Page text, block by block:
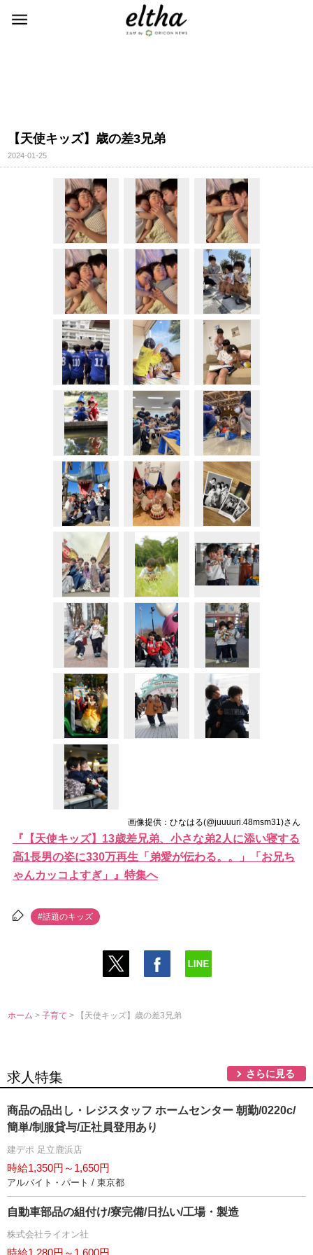
【天使キッズ】歳の差3兄弟
2024-01-25
画像提供：ひなはる(@juuuuri.48msm31)さん
『【天使キッズ】13歳差兄弟、小さな弟2人に添い寝する
高1長男の姿に330万再生「弟愛が伝わる。。」「お兄ち
ゃんカッコよすぎ」』特集へ
#話題のキッズ
ホーム >子育て> 【天使キッズ】歳の差3兄弟
求人特集 さらに見る
商品の品出し・レジスタッフ ホームセンター 朝勤/0220c/
簡単/制服貸与/正社員登用あり
建デポ 足立鹿浜店
時給1,350円～1,650円
アルバイト・パート / 東京都
自動車部品の組付け/寮完備/日払い/工場・製造
株式会社ライオン社
時給1,280円～1,600円